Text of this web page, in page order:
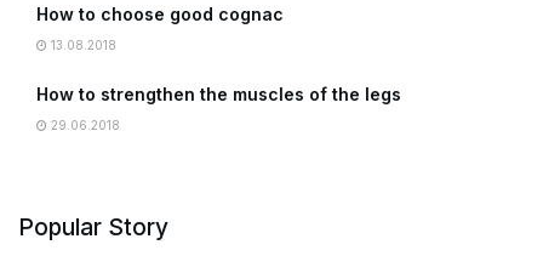
How to choose good cognac
13.08.2018
How to strengthen the muscles of the legs
29.06.2018
Popular Story